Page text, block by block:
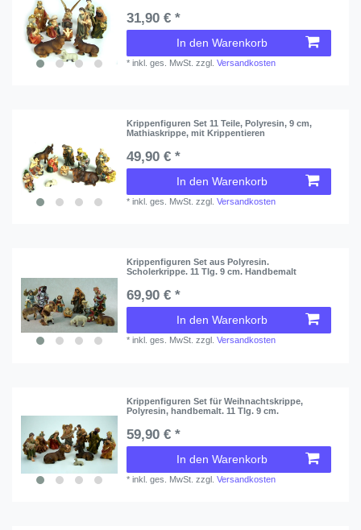
31,90 € *
In den Warenkorb
*inkl. ges. MwSt. zzgl.Versandkosten
Krippenfiguren Set 11 Teile, Polyresin, 9 cm,
Mathiaskrippe, mit Krippentieren
49,90 € *
In den Warenkorb
*inkl. ges. MwSt. zzgl.Versandkosten
Krippenfiguren Set aus Polyresin.
Scholerkrippe. 11 Tlg. 9 cm. Handbemalt
69,90 € *
In den Warenkorb
*inkl. ges. MwSt. zzgl.Versandkosten
Krippenfiguren Set für Weihnachtskrippe,
Polyresin, handbemalt. 11 Tlg. 9 cm.
59,90 € *
In den Warenkorb
*inkl. ges. MwSt. zzgl.Versandkosten